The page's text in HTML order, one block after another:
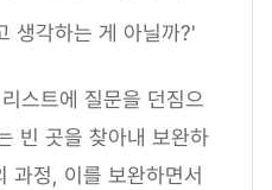
생각하는 게 아닐까?'
스트에 질문을 던짐으
빈 곳을 찾아내 보완하
과정, 이를 보완하면서